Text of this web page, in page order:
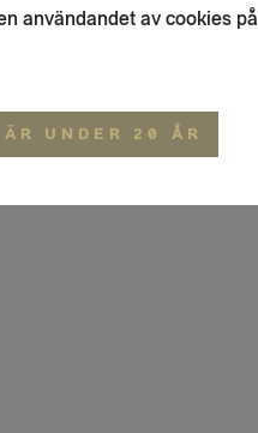
användandet av cookies på
UNDER 20 ÅR